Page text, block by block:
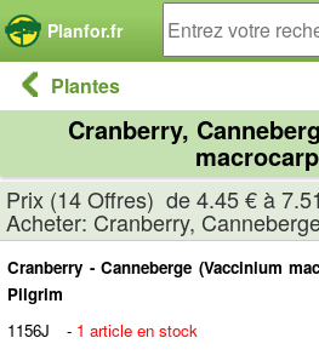
Planfor.fr
Plantes
Cranberry,
Prix (14 Offres) de 4.45 € à
Acheter: Cranberry,
Cranberry - Canneberge (Vaccinium
Pilgrim
1156J
- 1 article en stock
Panneau de gestion des cookies